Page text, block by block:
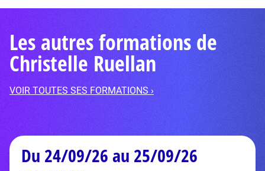
Les autres formations de
Christelle Ruellan
VOIR TOUTES SES FORMATIONS ›
Du 24/09/26 au 25/09/26